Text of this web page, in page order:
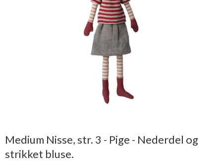
Medium Nisse, str. 3 - Pige - Nederdel og
strikket bluse.